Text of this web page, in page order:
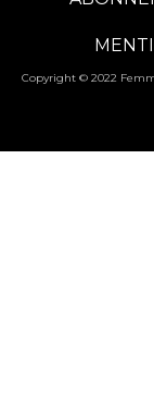
Copyright © 2022